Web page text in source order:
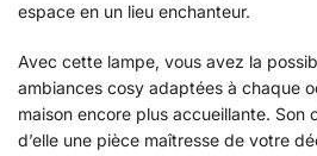
espace en un lieu enchanteur.
Avec cette lampe, vous avez la
ambiances cosy adaptées à chaque
maison encore plus accueillante. Son
d’elle une pièce maîtresse de votre